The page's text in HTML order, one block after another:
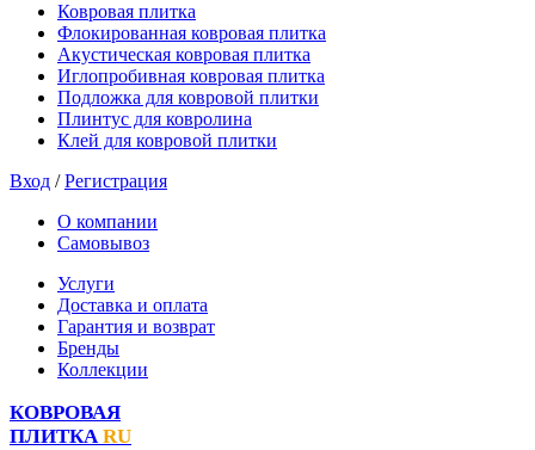
Ковровая плитка
Флокированная ковровая плитка
Акустическая ковровая плитка
Иглопробивная ковровая плитка
Подложка для ковровой плитки
Плинтус для ковролина
Клей для ковровой плитки
Вход /Регистрация
О компании
Самовывоз
Услуги
Доставка и оплата
Гарантия и возврат
Бренды
Коллекции
КОВРОВАЯ
ПЛИТКА RU